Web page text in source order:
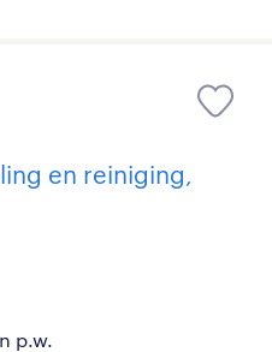
en reiniging,
p.w.